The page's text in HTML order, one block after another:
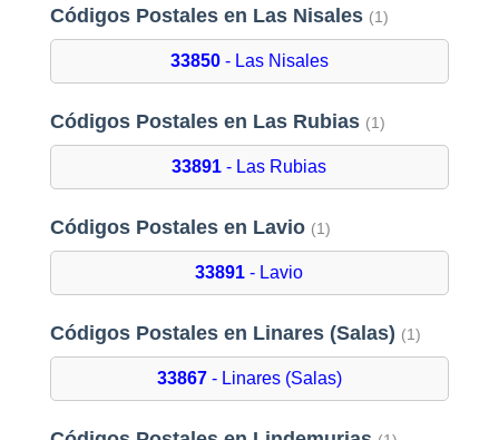
Códigos Postales en Las Nisales (1)
33850- Las Nisales
Códigos Postales en Las Rubias (1)
33891 - Las Rubias
Códigos Postales en Lavio (1)
33891 - Lavio
Códigos Postales en Linares (Salas) (1)
33867- Linares (Salas)